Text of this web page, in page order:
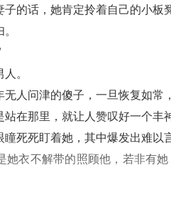
的话，她肯定拎着自己的小板
。
人问津的傻子，一旦恢复如常
在那里，就让人赞叹好一个丰
死死盯着她，其中爆发出难以
她衣不解带的照顾他，若非有